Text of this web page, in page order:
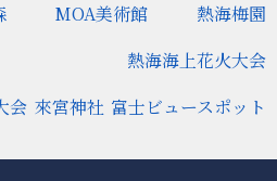
MOA美術館
熱海梅園
熱海海上花火大会
会 來宮神社 富士ビュースポット